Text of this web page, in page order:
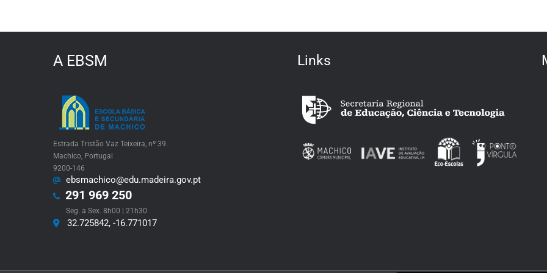
A EBSM
Estrada Tristão Vaz Teixeira, nº 39.
Machico, Portugal
9200-146
ebsmachico@edu.madeira.gov.pt
291 969 250
Seg. a Sex. 8h00 | 21h30
32.725842, -16.771017
Links